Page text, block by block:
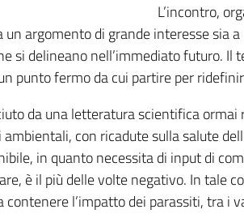
L’incontro,
un argomento di grande interesse sia
si delineano nell’immediato futuro. Il
punto fermo da cui partire per
da una letteratura scientifica
con ricadute sulla salute
in quanto necessita di input di
è il più delle volte negativo. In tale
contenere l’impatto dei parassiti, tra i